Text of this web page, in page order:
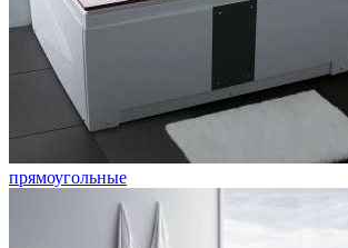
прямоугольные